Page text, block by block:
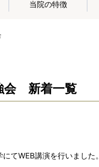
当院の特徴
会 新着一覧
てWEB講演を行いました。